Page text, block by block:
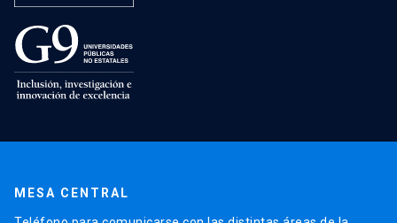
MESA CENTRAL